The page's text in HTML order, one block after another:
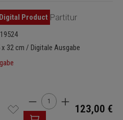
„Nikisch-Beckenschlag“ und
Diskussion. Hörbeispiel:
Ltg. Markus Poschner (claves,
spannend. Verlagshaus und
keine Urtextwünsche offen.“
Partitur
32 cm / Digitale Ausgabe
Produkt Anzahl: Gib den
123,00 €